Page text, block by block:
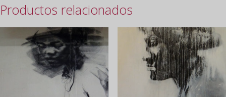
Productos relacionados